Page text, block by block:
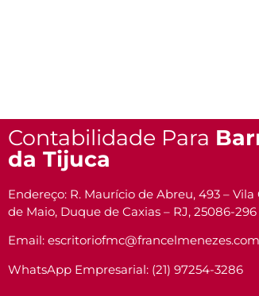
Contabilidade Para
da Tijuca
Endereço: R. Maurício de Abreu, 493 – Vila
de Maio, Duque de Caxias – RJ, 25086-296
Email: escritoriofmc@francelmenezes.com
WhatsApp Empresarial: (21) 97254-3286